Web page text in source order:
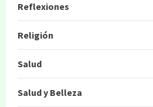
Reflexiones
Religión
Salud
Salud y Belleza